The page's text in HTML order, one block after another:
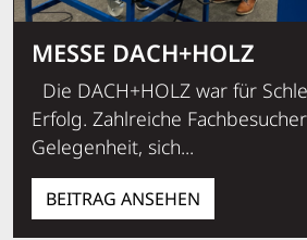
MESSE DACH+HOLZ
Die DACH+HOLZ war für
Erfolg. Zahlreiche
Gelegenheit, sich...
BEITRAG ANSEHEN